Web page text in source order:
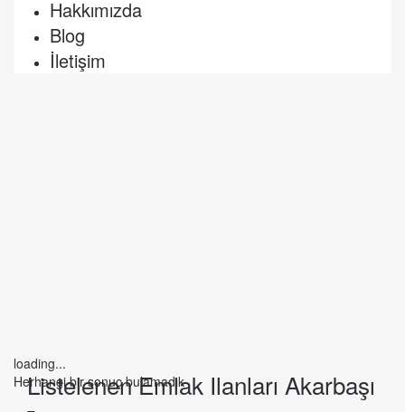
Hakkımızda
Blog
İletişim
loading...
Herhangi bir sonuç bulamadık
Listelenen Emlak Ilanları Akarbaşı